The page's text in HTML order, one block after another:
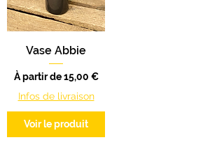
Vase Abbie
À partir de15,00 €
Prix promotionnel
Infos de livraison
Voir le produit